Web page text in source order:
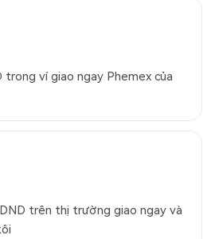
ví giao ngay Phemex của
trên thị trường giao ngay và